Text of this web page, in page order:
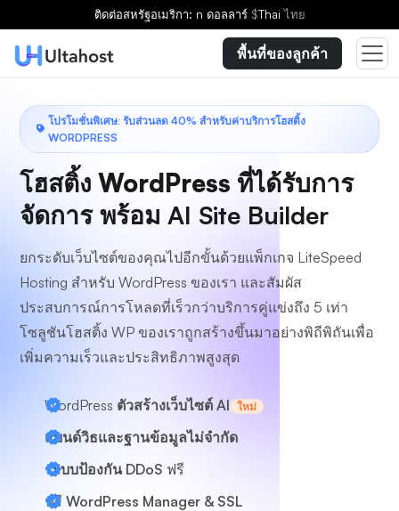
ติดต่อสหรัฐอเมริกา: n ดอลลาร์ $Thaiไทย
พื้นที่ของลูกค้า
โปรโมชั่นพิเศษ: รับส่วนลด 40% สำหรับค่าบริการโฮสติ้ง
WORDPRESS
โฮสติ้ง WordPress ที่ได้รับการ
จัดการพร้อม AI Site Builder
ยกระดับเว็บไซต์ของคุณไปอีกขั้นด้วยแพ็กเกจ LiteSpeed
Hosting สำหรับ WordPress ของเรา และสัมผัส
ประสบการณ์การโหลดที่เร็วกว่าบริการคู่แข่งถึง 5 เท่า
โซลูชันโฮสติ้ง WP ของเราถูกสร้างขึ้นมาอย่างพิถีพิถันเพื่อ
เพิ่มความเร็วและประสิทธิภาพสูงสุด
WordPress ตัวสร้างเว็บไซต์ AI ใหม่
แบนด์วิธและฐานข้อมูลไม่จำกัด
ระบบป้องกัน DDoS ฟรี
ฟรี WordPress Manager & SSL